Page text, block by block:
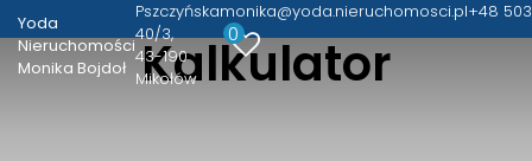
Yoda
Nieruchomości
Monika Bojdoł
Pszczyńska
40/3
43-190
Mikołów
monika@yoda.nieruchomosci.pl+48
0
Yoda Nieruchomości Monika Bojdoł
Kalkulator